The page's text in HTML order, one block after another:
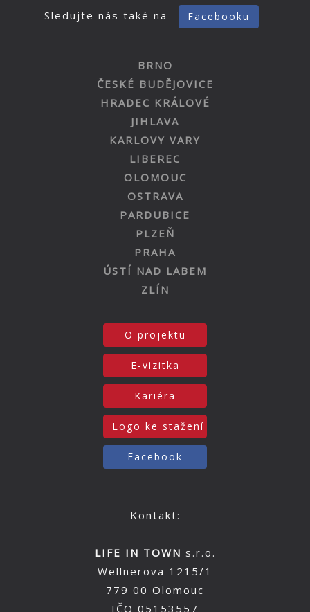
Sledujte nás také na Facebooku
BRNO
ČESKÉ BUDĚJOVICE
HRADEC KRÁLOVÉ
JIHLAVA
KARLOVY VARY
LIBEREC
OLOMOUC
OSTRAVA
PARDUBICE
PLZEŇ
PRAHA
ÚSTÍ NAD LABEM
ZLÍN
O projektu
E-vizitka
Kariéra
Logo ke stažení
Facebook
Kontakt:
LIFE IN TOWN s.r.o.
Wellnerova 1215/1
779 00 Olomouc
IČO 05153557